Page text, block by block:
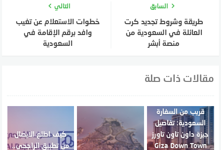
السابق
طريقة وشروط تجديد كرت
العائلة في السعودية من
منصة أبشر
التالي
خطوات الاستعلام عن تغيب
وافد برقم الإقامة في
السعودية
مقالات ذات صلة
قريب من السفارة
السعودية: تفاصيل
جيزة داون تاون تاورز
Giza Down Town
كيف اطلع الايصال
من تطبيق الراجحي..